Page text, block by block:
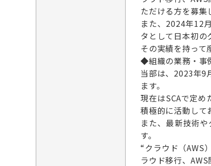
ただける方を募集
また、2024年12
タとして日本初の
その実績を持って
◆組織の業務・事
当部は、2023年9
ます。
現在はSCAで定
積極的に活動して
また、最新技術
す。
“クラウド（AWS
ラウド移行、